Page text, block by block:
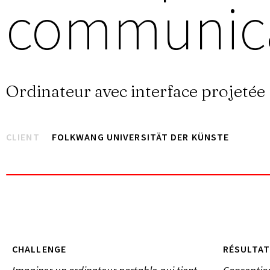
Ordinateur avec interface projetée
CLIENT FOLKWANG UNIVERSITÄT DER KÜNSTE
CHALLENGE RÉSULTAT